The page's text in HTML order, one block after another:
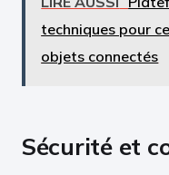
techniques pour
objets connectés
Sécurité et